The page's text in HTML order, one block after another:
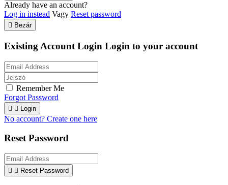
Already have an account?
Log in instead Vagy Reset password
 Bezár
Existing Account Login Login to your account
Remember Me
Forgot Password
  Login
No account? Create one here
Reset Password
  Reset Password